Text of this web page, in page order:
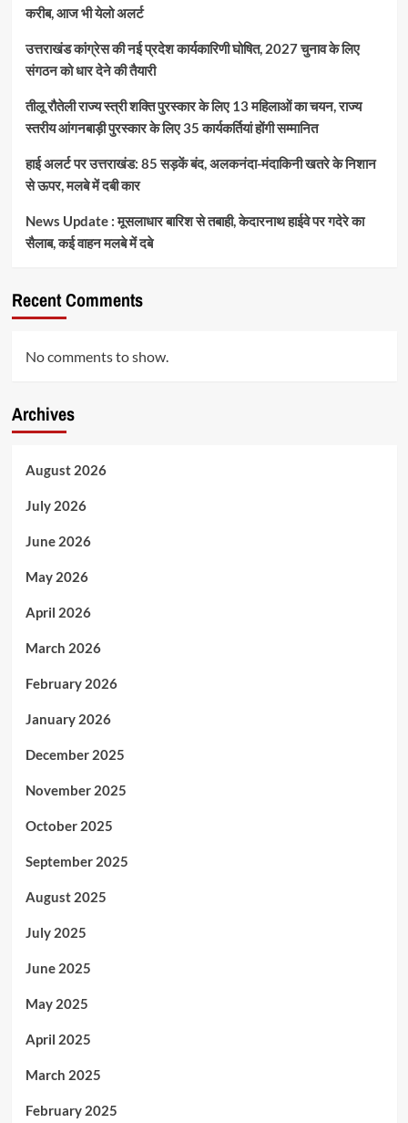
करीब, आज भी येलो अलर्ट
उत्तराखंड कांग्रेस की नई प्रदेश कार्यकारिणी घोषित, 2027 चुनाव के लिए
संगठन को धार देने की तैयारी
तीलू रौतेली राज्य स्त्री शक्ति पुरस्कार के लिए 13 महिलाओं का चयन, राज्य
स्तरीय आंगनबाड़ी पुरस्कार के लिए 35 कार्यकर्तियां होंगी सम्मानित
हाई अलर्ट पर उत्तराखंड: 85 सड़कें बंद, अलकनंदा-मंदाकिनी खतरे के निशान
से ऊपर, मलबे में दबी कार
News Update : मूसलाधार बारिश से तबाही, केदारनाथ हाईवे पर गदेरे का
सैलाब, कई वाहन मलबे में दबे
Recent Comments
No comments to show.
Archives
August 2026
July 2026
June 2026
May 2026
April 2026
March 2026
February 2026
January 2026
December 2025
November 2025
October 2025
September 2025
August 2025
July 2025
June 2025
May 2025
April 2025
March 2025
February 2025